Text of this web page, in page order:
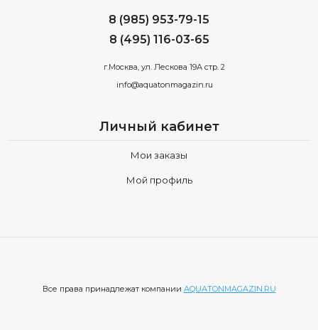
8 (985) 953-79-15
8 (495) 116-03-65
г.Москва, ул. Лескова 19А стр. 2
info@aquatonmagazin.ru
Личный кабинет
Мои заказы
Мой профиль
Все права принадлежат компании AQUATONMAGAZIN.RU